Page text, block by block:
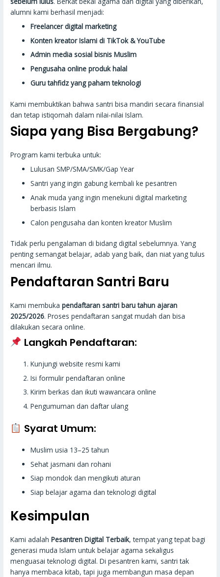
alumni kami berhasil menjadi:
Freelancer digital marketing
Konten kreator Islami di TikTok & YouTube
Admin media sosial bisnis Muslim
Pengusaha online produk halal
Guru tahfidz yang paham teknologi
Kami membuktikan bahwa santri bisa mandiri secara finansial
dan tetap istiqomah dalam nilai-nilai Islam.
Siapa yang Bisa Bergabung?
Program kami terbuka untuk:
Lulusan SMP/SMA/SMK/Gap Year
Santri yang ingin gabung kembali ke pesantren
Anak muda yang ingin menekuni digital marketing
berbasis Islam
Calon pengusaha dan konten kreator Muslim
Tidak perlu pengalaman di bidang digital sebelumnya. Yang
penting semangat belajar, adab yang baik, dan niat yang tulus
mencari ilmu.
Pendaftaran Santri Baru
Kami membukapendaftaran santri baru tahun ajaran
2025/2026. Proses pendaftaran sangat mudah dan bisa
dilakukan secara online.
Langkah Pendaftaran:
Kunjungi website resmi kami
Isi formulir pendaftaran online
Kirim berkas dan ikuti wawancara online
Pengumuman dan daftar ulang
Syarat Umum:
Muslim usia 13–25 tahun
Sehat jasmani dan rohani
Siap mondok dan mengikuti aturan
Siap belajar agama dan teknologi digital
Kesimpulan
Kami adalahPesantren Digital Terbaik, tempat yang tepat bagi
generasi muda Islam untuk belajar agama sekaligus
menguasai teknologi digital. Di pesantren kami, santri tak
hanya membaca kitab, tapi juga membangun masa depan